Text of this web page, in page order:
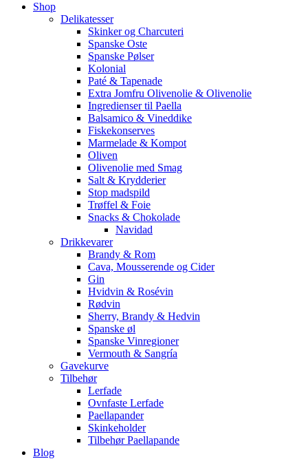
Shop
Delikatesser
Skinker og Charcuteri
Spanske Oste
Spanske Pølser
Kolonial
Paté & Tapenade
Extra Jomfru Olivenolie & Olivenolie
Ingredienser til Paella
Balsamico & Vineddike
Fiskekonserves
Marmelade & Kompot
Oliven
Olivenolie med Smag
Salt & Krydderier
Stop madspild
Trøffel & Foie
Snacks & Chokolade
Navidad
Drikkevarer
Brandy & Rom
Cava, Mousserende og Cider
Gin
Hvidvin & Rosévin
Rødvin
Sherry, Brandy & Hedvin
Spanske øl
Spanske Vinregioner
Vermouth & Sangría
Gavekurve
Tilbehør
Lerfade
Ovnfaste Lerfade
Paellapander
Skinkeholder
Tilbehør Paellapande
Blog